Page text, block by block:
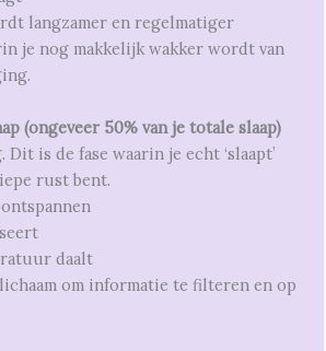
langzamer en regelmatiger
je nog makkelijk wakker wordt van
(ongeveer 50% van je totale slaap)
Dit is de fase waarin je echt ‘slaapt’
rust bent.
daalt
om informatie te filteren en op